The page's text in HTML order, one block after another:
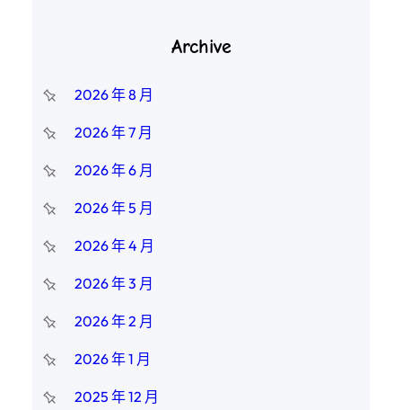
Archive
2026 年 8 月
2026 年 7 月
2026 年 6 月
2026 年 5 月
2026 年 4 月
2026 年 3 月
2026 年 2 月
2026 年 1 月
2025 年 12 月